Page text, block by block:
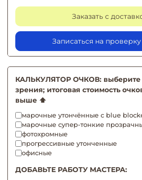
Заказать с
Записаться на
КАЛЬКУЛЯТОР ОЧКОВ: выберите
зрения; итоговая стоимость
выше ⬆️
марочные утончённые с blue
марочные супер-тонкие
фотохромные
прогрессивные утонченные
офисные
ДОБАВЬТЕ РАБОТУ МАСТЕРА: